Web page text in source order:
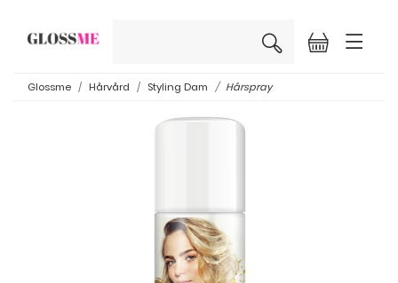
×
Glossme Hårvård Styling Dam Hårspray